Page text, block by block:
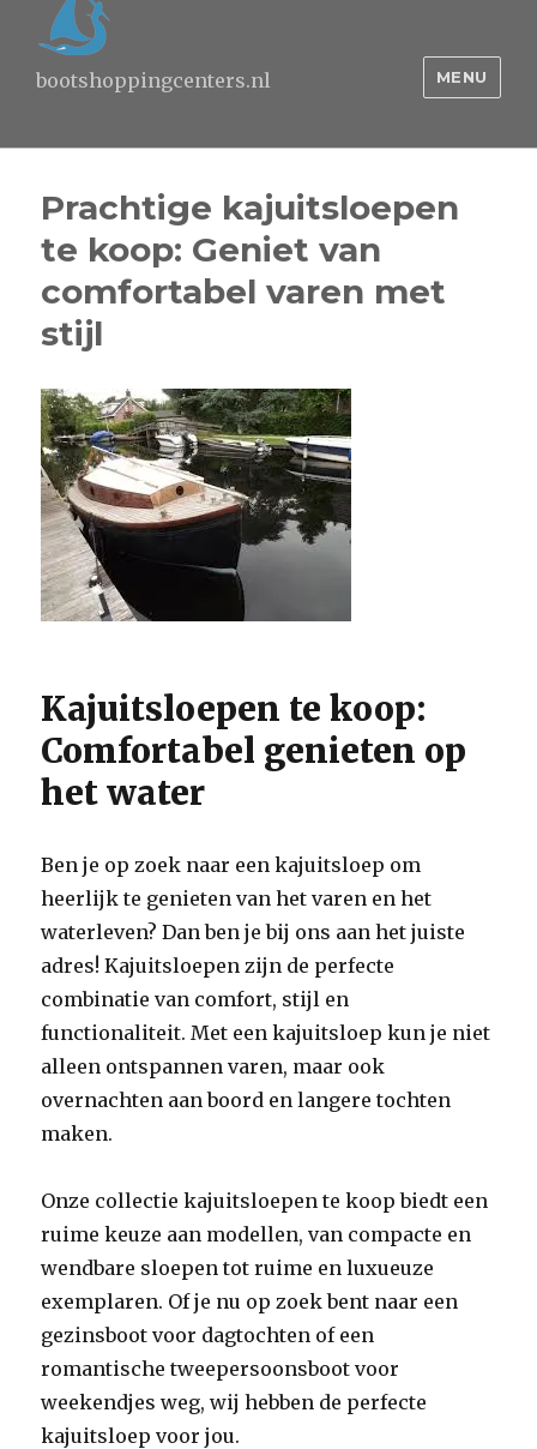
bootshoppingcenters.nl MENU
Prachtige kajuitsloepen
te koop: Geniet van
comfortabel varen met
stijl
Kajuitsloepen te koop:
Comfortabel genieten op
het water
Ben je op zoek naar een kajuitsloep om
heerlijk te genieten van het varen en het
waterleven? Dan ben je bij ons aan het juiste
adres! Kajuitsloepen zijn de perfecte
combinatie van comfort, stijl en
functionaliteit. Met een kajuitsloep kun je niet
alleen ontspannen varen, maar ook
overnachten aan boord en langere tochten
maken.
Onze collectie kajuitsloepen te koop biedt een
ruime keuze aan modellen, van compacte en
wendbare sloepen tot ruime en luxueuze
exemplaren. Of je nu op zoek bent naar een
gezinsboot voor dagtochten of een
romantische tweepersoonsboot voor
weekendjes weg, wij hebben de perfecte
kajuitsloep voor jou.